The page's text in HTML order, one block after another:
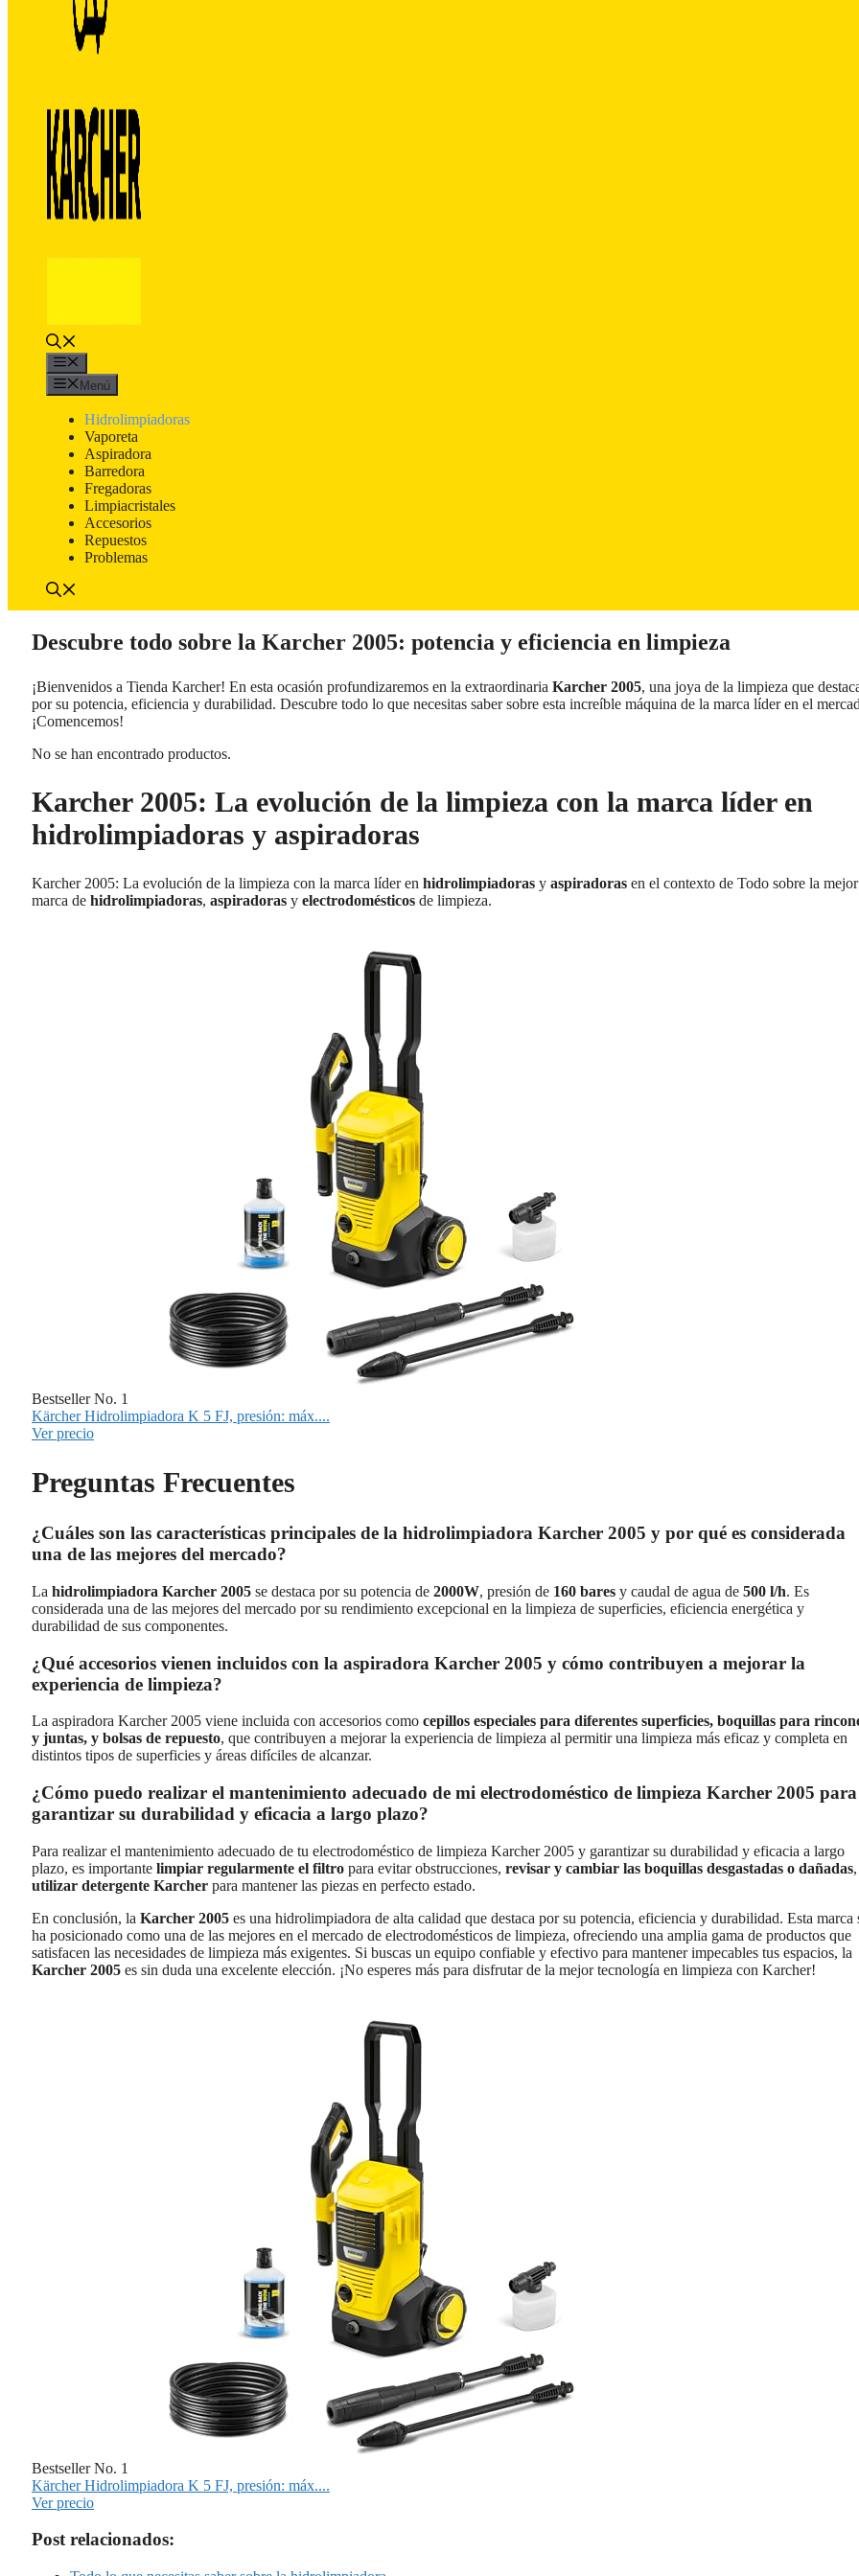
Menú
Hidrolimpiadoras
Vaporeta
Aspiradora
Barredora
Fregadoras
Limpiacristales
Accesorios
Repuestos
Problemas
Descubre todo sobre la Karcher 2005: potencia y eficiencia en limpieza
¡Bienvenidos a Tienda Karcher! En esta ocasión profundizaremos en la extraordinaria Karcher 2005, una joya de la limpieza que
por su potencia, eficiencia y durabilidad. Descubre todo lo que necesitas saber sobre esta increíble máquina de la marca líder en el
¡Comencemos!
No se han encontrado productos.
Karcher 2005: La evolución de la limpieza con la marca líder en
hidrolimpiadoras y aspiradoras
Karcher 2005: La evolución de la limpieza con la marca líder en hidrolimpiadoras y aspiradoras en el contexto de Todo sobre la mejor
marca de hidrolimpiadoras, aspiradoras y electrodomésticos de limpieza.
Bestseller No. 1
Kärcher Hidrolimpiadora K 5 FJ, presión: máx....
Ver precio
Preguntas Frecuentes
¿Cuáles son las características principales de la hidrolimpiadora Karcher 2005 y por qué es considerada
una de las mejores del mercado?
La hidrolimpiadora Karcher 2005 se destaca por su potencia de 2000W, presión de 160 bares y caudal de agua de 500 l/h. Es
considerada una de las mejores del mercado por su rendimiento excepcional en la limpieza de superficies, eficiencia energética y
durabilidad de sus componentes.
¿Qué accesorios vienen incluidos con la aspiradora Karcher 2005 y cómo contribuyen a mejorar la
experiencia de limpieza?
La aspiradora Karcher 2005 viene incluida con accesorios como cepillos especiales para diferentes superficies, boquillas para
y juntas, y bolsas de repuesto, que contribuyen a mejorar la experiencia de limpieza al permitir una limpieza más eficaz y completa en
distintos tipos de superficies y áreas difíciles de alcanzar.
¿Cómo puedo realizar el mantenimiento adecuado de mi electrodoméstico de limpieza Karcher 2005 para
garantizar su durabilidad y eficacia a largo plazo?
Para realizar el mantenimiento adecuado de tu electrodoméstico de limpieza Karcher 2005 y garantizar su durabilidad y eficacia a largo
plazo, es importante limpiar regularmente el filtro para evitar obstrucciones, revisar y cambiar las boquillas desgastadas o dañadas
utilizar detergente Karcher para mantener las piezas en perfecto estado.
En conclusión, la Karcher 2005 es una hidrolimpiadora de alta calidad que destaca por su potencia, eficiencia y durabilidad. Esta marca
ha posicionado como una de las mejores en el mercado de electrodomésticos de limpieza, ofreciendo una amplia gama de productos que
satisfacen las necesidades de limpieza más exigentes. Si buscas un equipo confiable y efectivo para mantener impecables tus espacios, la
Karcher 2005 es sin duda una excelente elección. ¡No esperes más para disfrutar de la mejor tecnología en limpieza con Karcher!
Bestseller No. 1
Kärcher Hidrolimpiadora K 5 FJ, presión: máx....
Ver precio
Post relacionados: